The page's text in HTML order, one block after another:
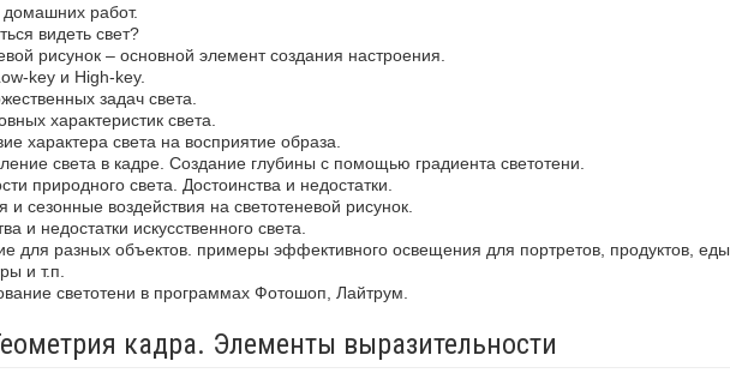
работ.
видеть свет?
рисунок – основной элемент создания настроения.
key и High-key.
задач света.
характеристик света.
характера света на восприятие образа.
света в кадре. Создание глубины с помощью градиента светотени.
природного света. Достоинства и недостатки.
и сезонные воздействия на светотеневой рисунок.
и недостатки искусственного света.
для разных объектов. примеры эффективного освещения для портретов, продуктов, еды,
и т.п.
светотени в программах Фотошоп, Лайтрум.
кадра. Элементы выразительности